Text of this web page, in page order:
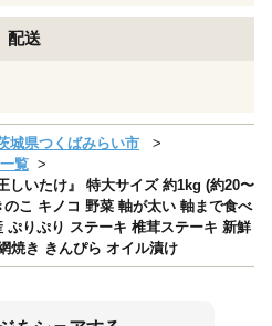
配送
城県つくばみらい市
覧
しいたけ』 特大サイズ 約1kg (約20〜
こ キノコ 野菜 軸が太い 軸まで食べ
ぷりぷり ステーキ 椎茸ステーキ 新鮮
焼き きんぴら オイル漬け